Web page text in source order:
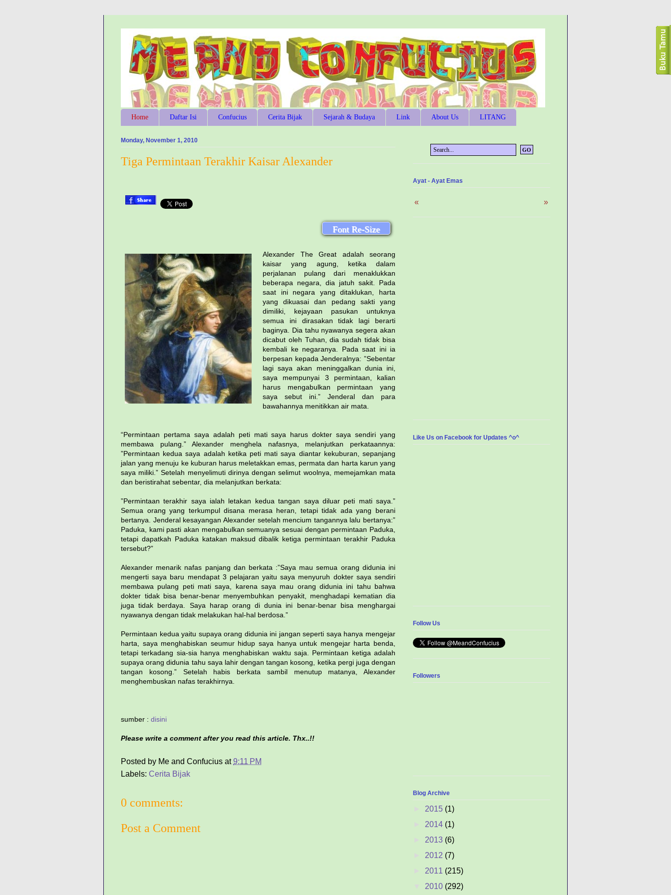
Home Daftar Isi Confucius Cerita Bijak Sejarah & Budaya Link About Us LITANG
Monday, November 1, 2010
Tiga Permintaan Terakhir Kaisar Alexander
Font Re-Size
Alexander The Great adalah seorang
kaisar yang agung, ketika dalam
perjalanan pulang dari menaklukkan
beberapa negara, dia jatuh sakit. Pada
saat ini negara yang ditaklukan, harta
yang dikuasai dan pedang sakti yang
dimiliki, kejayaan pasukan untuknya
semua ini dirasakan tidak lagi berarti
baginya. Dia tahu nyawanya segera akan
dicabut oleh Tuhan, dia sudah tidak bisa
kembali ke negaranya. Pada saat ini ia
berpesan kepada Jenderalnya: ”Sebentar
lagi saya akan meninggalkan dunia ini,
saya mempunyai 3 permintaan, kalian
harus mengabulkan permintaan yang
saya sebut ini.” Jenderal dan para
bawahannya menitikkan air mata.
“Permintaan pertama saya adalah peti mati saya harus dokter saya sendiri yang
membawa pulang.” Alexander menghela nafasnya, melanjutkan perkataannya:
”Permintaan kedua saya adalah ketika peti mati saya diantar kekuburan, sepanjang
jalan yang menuju ke kuburan harus meletakkan emas, permata dan harta karun yang
saya miliki.” Setelah menyelimuti dirinya dengan selimut woolnya, memejamkan mata
dan beristirahat sebentar, dia melanjutkan berkata:
”Permintaan terakhir saya ialah letakan kedua tangan saya diluar peti mati saya.”
Semua orang yang terkumpul disana merasa heran, tetapi tidak ada yang berani
bertanya. Jenderal kesayangan Alexander setelah mencium tangannya lalu bertanya:”
Paduka, kami pasti akan mengabulkan semuanya sesuai dengan permintaan Paduka,
tetapi dapatkah Paduka katakan maksud dibalik ketiga permintaan terakhir Paduka
tersebut?”
Alexander menarik nafas panjang dan berkata :”Saya mau semua orang didunia ini
mengerti saya baru mendapat 3 pelajaran yaitu saya menyuruh dokter saya sendiri
membawa pulang peti mati saya, karena saya mau orang didunia ini tahu bahwa
dokter tidak bisa benar-benar menyembuhkan penyakit, menghadapi kematian dia
juga tidak berdaya. Saya harap orang di dunia ini benar-benar bisa menghargai
nyawanya dengan tidak melakukan hal-hal berdosa.”
Permintaan kedua yaitu supaya orang didunia ini jangan seperti saya hanya mengejar
harta, saya menghabiskan seumur hidup saya hanya untuk mengejar harta benda,
tetapi terkadang sia-sia hanya menghabiskan waktu saja. Permintaan ketiga adalah
supaya orang didunia tahu saya lahir dengan tangan kosong, ketika pergi juga dengan
tangan kosong.” Setelah habis berkata sambil menutup matanya, Alexander
menghembuskan nafas terakhirnya.
sumber : disini
Please write a comment after you read this article. Thx..!!
Posted by Me and Confucius at9:11 PM
Labels: Cerita Bijak
0 comments:
Post a Comment
Ayat - Ayat Emas
« »
Like Us on Facebook for Updates ^o^
Follow Us
Followers
Blog Archive
2015 (1)
2014 (1)
2013 (6)
2012 (7)
2011 (215)
2010 (292)